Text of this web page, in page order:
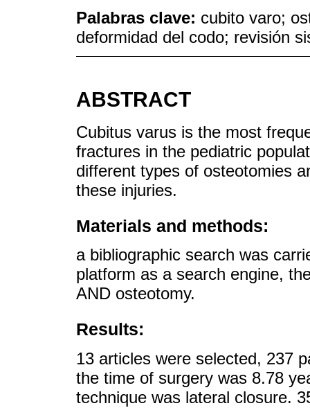
Palabras clave: cubito varo;
deformidad del codo; revisión
ABSTRACT
Cubitus varus is the most
fractures in the pediatric
different types of osteotomies
these injuries.
Materials and methods:
a bibliographic search was
platform as a search engine,
AND osteotomy.
Results:
13 articles were selected, 237
the time of surgery was 8.78
technique was lateral closure.